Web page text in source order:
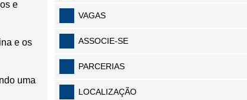
e
e os
uma
VAGAS
ASSOCIE-SE
PARCERIAS
LOCALIZAÇÃO